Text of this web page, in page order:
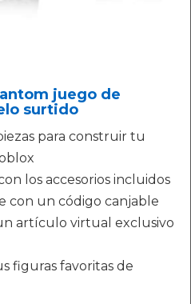
juego de
surtido
para construir tu
los accesorios incluidos
con un código canjable
artículo virtual exclusivo
figuras favoritas de